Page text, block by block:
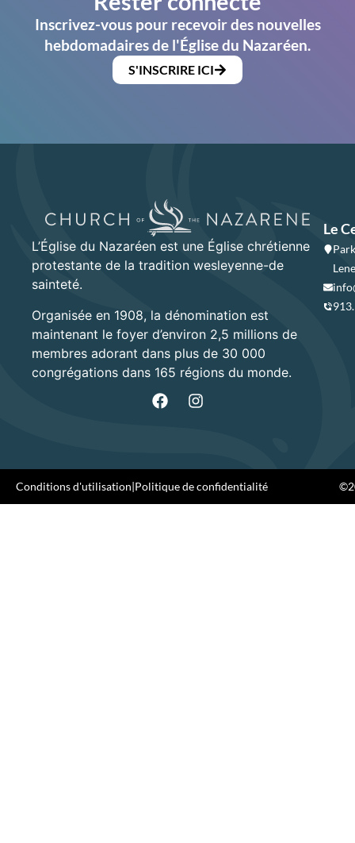
Inscrivez-vous pour recevoir des nouvelles
hebdomadaires de l'Église du Nazaréen.
S'INSCRIRE ICI
L’Église du Nazaréen est une Église chrétienne
protestante de la tradition wesleyenne-de
sainteté.
Organisée en 1908, la dénomination est
maintenant le foyer d’environ 2,5 millions de
membres adorant dans plus de 30 000
congrégations dans 165 régions du monde.
Le
Conditions d'utilisation|Politique de confidentialité